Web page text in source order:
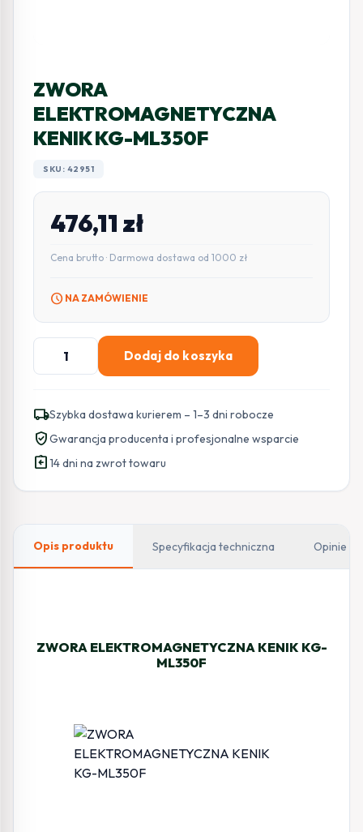
ZWORA
ELEKTROMAGNETYCZNA
KENIK KG-ML350F
SKU: 42951
476,11 zł
Cena brutto · Darmowa dostawa od 1000 zł
schedule NA ZAMÓWIENIE
ilość
ZWORA
KENIK
KG-
ML350F
Dodaj do koszyka
local_shippingSzybka dostawa kurierem – 1–3 dni robocze
verified_userGwarancja producenta i profesjonalne wsparcie
assignment_return14 dni na zwrot towaru
Opis produktu Specyfikacja techniczna Opinie
ZWORA ELEKTROMAGNETYCZNA KENIK KG-
ML350F